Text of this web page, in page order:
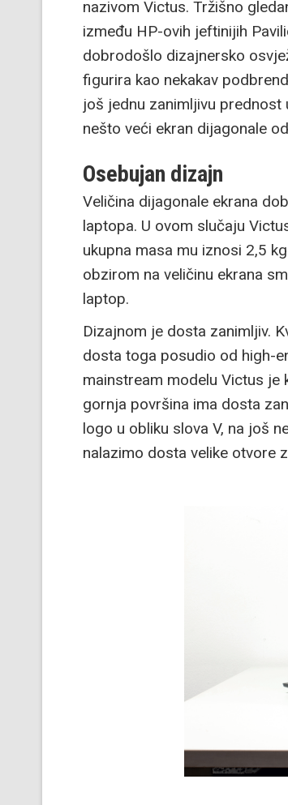
nazivom Victus. Tržišno
između HP-ovih jeftinijih
dobrodošlo dizajnersko
figurira kao nekakav
još jednu zanimljivu prednost
nešto veći ekran dijagonale
Osebujan dizajn
Veličina dijagonale ekrana
laptopa. U ovom slučaju
ukupna masa mu iznosi 2,5
obzirom na veličinu ekrana
laptop.
Dizajnom je dosta zanimljiv.
dosta toga posudio od high-
mainstream modelu Victus je
gornja površina ima dosta
logo u obliku slova V, na još
nalazimo dosta velike otvore